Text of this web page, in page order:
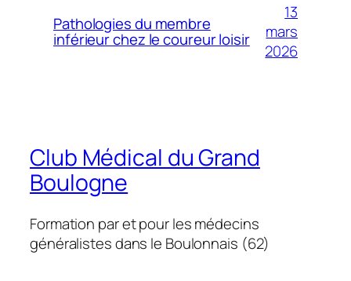
Pathologies du membre
inférieur chez le coureur loisir
13
mars
2026
Club Médical du Grand
Boulogne
Formation par et pour les médecins
généralistes dans le Boulonnais (62)